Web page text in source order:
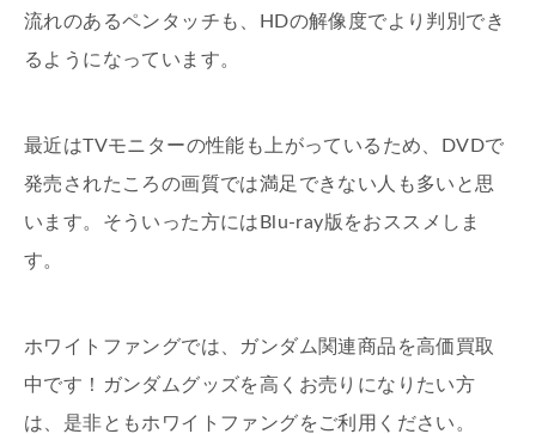
流れのあるペンタッチも、HDの解像度でより判別でき
るようになっています。
最近はTVモニターの性能も上がっているため、DVDで
発売されたころの画質では満足できない人も多いと思
います。そういった方にはBlu-ray版をおススメしま
す。
ホワイトファングでは、ガンダム関連商品を高価買取
中です！ガンダムグッズを高くお売りになりたい方
は、是非ともホワイトファングをご利用ください。